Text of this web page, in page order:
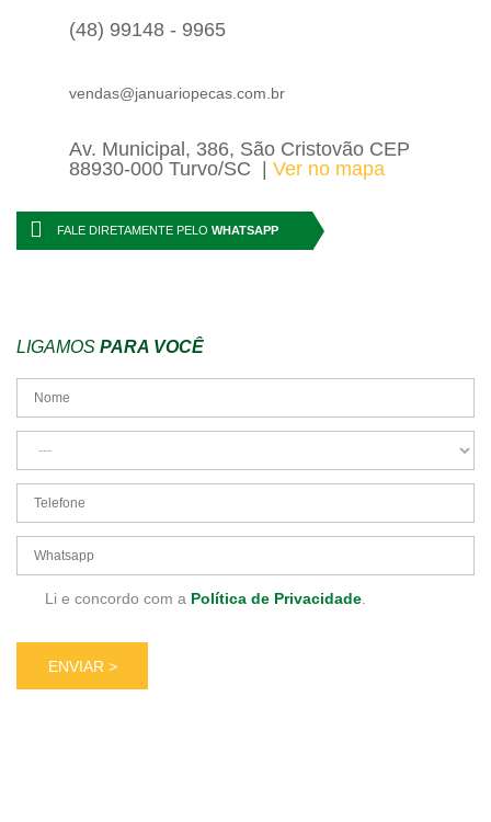
(48) 99148 - 9965
vendas@januariopecas.com.br
Av. Municipal, 386, São Cristovão CEP
88930-000 Turvo/SC
Ver no mapa
FALE DIRETAMENTE PELO WHATSAPP
LIGAMOS PARA VOCÊ
Li e concordo com a Política de Privacidade